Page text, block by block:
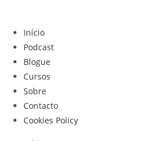
Início
Podcast
Blogue
Cursos
Sobre
Contacto
Cookies Policy